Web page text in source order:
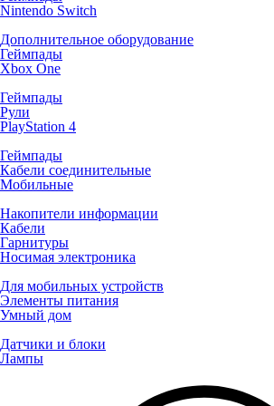
Nintendo Switch
Дополнительное оборудование
Геймпады
Xbox One
Геймпады
Рули
PlayStation 4
Геймпады
Кабели соединительные
Мобильные
Накопители информации
Кабели
Гарнитуры
Носимая электроника
Для мобильных устройств
Элементы питания
Умный дом
Датчики и блоки
Лампы